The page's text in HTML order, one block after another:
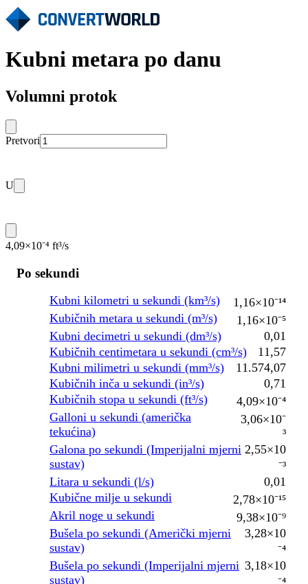
Kubni metara po danu
Volumni protok
Pretvori
U
4,09×10⁻⁴ ft³/s
Po sekundi
Kubni kilometri u sekundi (km³/s)
1,16×10⁻¹⁴
Kubičnih metara u sekundi (m³/s)
1,16×10⁻⁵
Kubni decimetri u sekundi (dm³/s)
0,01
Kubičnih centimetara u sekundi (cm³/s)
11,57
Kubni milimetri u sekundi (mm³/s)
11.574,07
Kubičnih inča u sekundi (in³/s)
0,71
Kubičnih stopa u sekundi (ft³/s)
4,09×10⁻⁴
Galloni u sekundi (američka
tekućina)
3,06×10⁻
³
Galona po sekundi (Imperijalni mjerni
sustav)
2,55×10
⁻³
Litara u sekundi (l/s)
0,01
Kubične milje u sekundi
2,78×10⁻¹⁵
Akril noge u sekundi
9,38×10⁻⁹
Bušela po sekundi (Američki mjerni
sustav)
3,28×10
⁻⁴
Bušela po sekundi (Imperijalni mjerni
sustav)
3,18×10